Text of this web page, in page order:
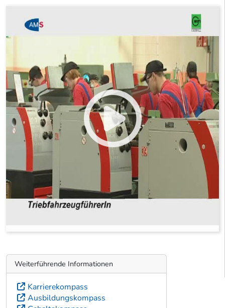
Weiterführende Informationen
Karrierekompass
Ausbildungskompass